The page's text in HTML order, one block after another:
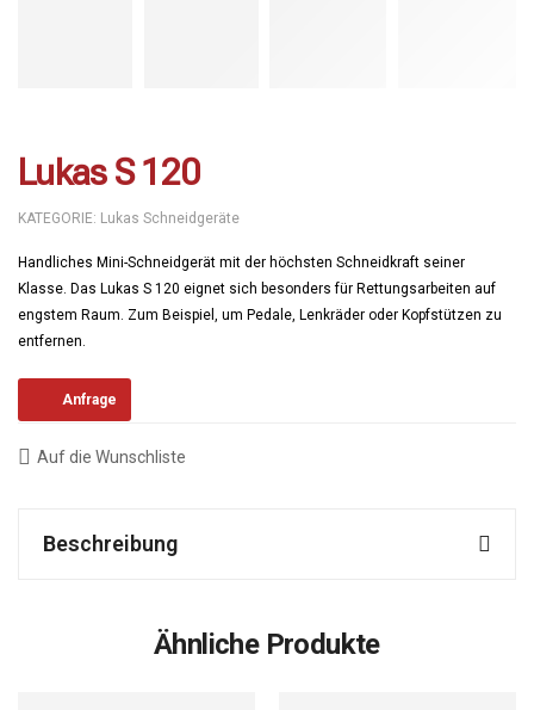
Lukas S 120
KATEGORIE: Lukas Schneidgeräte
Handliches Mini-Schneidgerät mit der höchsten Schneidkraft seiner
Klasse. Das Lukas S 120 eignet sich besonders für Rettungsarbeiten auf
engstem Raum. Zum Beispiel, um Pedale, Lenkräder oder Kopfstützen zu
entfernen.
Anfrage
Auf die Wunschliste
Beschreibung
Ähnliche Produkte